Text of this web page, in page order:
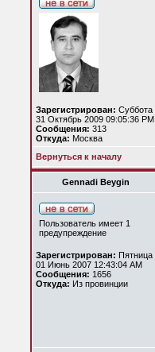
Зарегистрирован: Суббота
31 Октябрь 2009 09:05:36 PM
Сообщения: 313
Откуда: Москва
Вернуться к началу
Gennadi Beygin
Пользователь имеет 1
предупреждение
Зарегистрирован: Пятница
01 Июнь 2007 12:43:04 AM
Сообщения: 1656
Откуда: Из провинции